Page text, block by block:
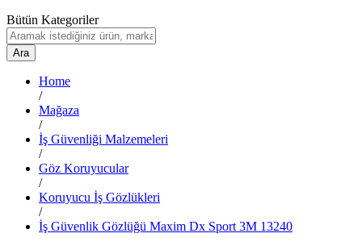
Bütün Kategoriler
Ara
Home
/
Mağaza
/
İş Güvenliği Malzemeleri
/
Göz Koruyucular
/
Koruyucu İş Gözlükleri
/
İş Güvenlik Gözlüğü Maxim Dx Sport 3M 13240